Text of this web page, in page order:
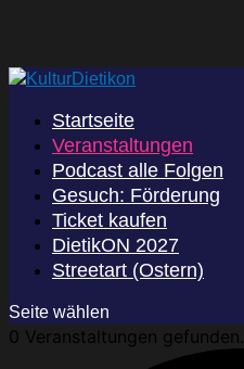
Startseite
Veranstaltungen
Podcast alle Folgen
Gesuch: Förderung
Ticket kaufen
DietikON 2027
Streetart (Ostern)
Seite wählen
0 Veranstaltungen gefunden.